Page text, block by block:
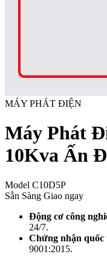
MÁY PHÁT ĐIỆN
Máy Phát
10Kva Ấn
Model C10D5P
Sẵn Sàng Giao ngay
Động cơ công
24/7.
Chứng nhận quốc
9001:2015.